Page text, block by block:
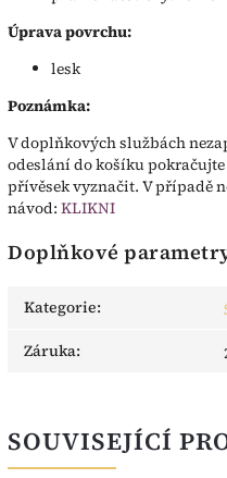
Úprava povrchu:
lesk
Poznámka:
V doplňkových službách
odeslání do košíku
přívěsek vyznačit. V případě
návod: KLIKNI
Doplňkové
Kategorie:
Záruka:
SOUVISEJÍCÍ